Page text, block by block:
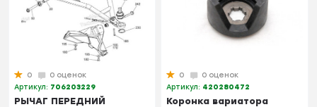
0
0 оценок
Артикул: 706203229
РЫЧАГ ПЕРЕДНИЙ
0
0 оценок
Артикул: 420280472
Коронка вариатора